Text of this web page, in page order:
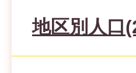
地区別人口